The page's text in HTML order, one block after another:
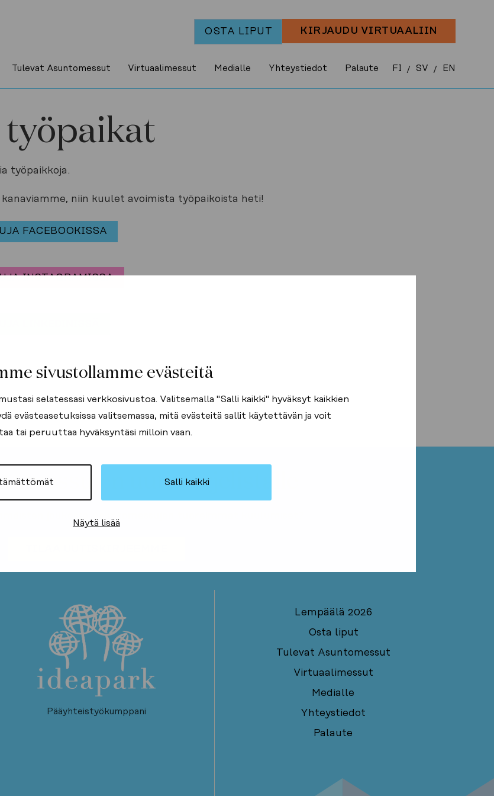
sivustollamme evästeitä
selatessasi verkkosivustoa. Valitsemalla "Salli kaikki" hyväksyt kaikkien
evästeasetuksissa valitsemassa, mitä evästeitä sallit käytettävän ja voit
tai peruuttaa hyväksyntäsi milloin vaan.
Salli kaikki
Näytä lisää
Tulevat Asuntomessut Virtuaalimessut Medialle Yhteystiedot Palaute FI / SV / EN
OSTA LIPUT KIRJAUDU VIRTUAALIIN
työpaikkoja.
kanaviamme, niin kuulet avoimista työpaikoista heti!
FACEBOOKISSA
INSTAGRAMISSA
LINKEDINISSÄ
uutiskirjelistalle
Pääyhteistyökumppani
Lempäälä 2026
Osta liput
Tulevat Asuntomessut
Virtuaalimessut
Medialle
Yhteystiedot
Palaute
Asuntomessujen
joukossa Asuntomessujen tuoreimmat kuulumiset?